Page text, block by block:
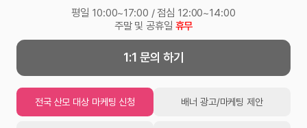
평일 10:00~17:00 / 점심 12:00~14:00
주말 및 공휴일 휴무
1:1 문의 하기
전국 산모 대상 마케팅 신청 배너 광고/마케팅 제안